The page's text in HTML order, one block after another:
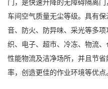
车间空气质量无尘等级。具有
音、防火、防异味、采光等多
织、电子、超市、冷冻、物流
性能物流及洁净场所，并且节
率，创造更佳的作业环境等优点。